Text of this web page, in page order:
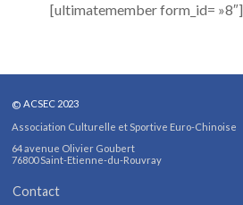
[ultimatemember form_id= »8″]
©ACSEC 2023
Association Culturelle et Sportive Euro-Chinoise
64 avenue Olivier Goubert
76800Saint-Etienne-du-Rouvray
Contact